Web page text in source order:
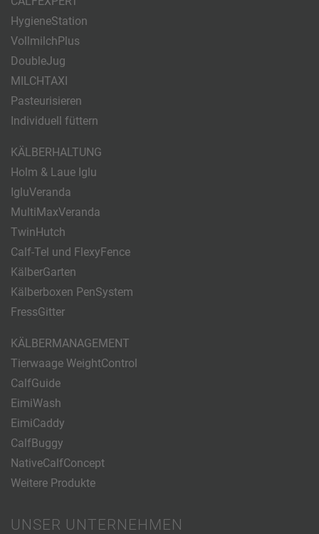
HygieneStation
VollmilchPlus
DoubleJug
MILCHTAXI
Pasteurisieren
Individuell füttern
KÄLBERHALTUNG
Holm & Laue Iglu
IgluVeranda
MultiMaxVeranda
TwinHutch
Calf-Tel und FlexyFence
KälberGarten
Kälberboxen PenSystem
FressGitter
KÄLBERMANAGEMENT
Tierwaage WeightControl
CalfGuide
EimiWash
EimiCaddy
CalfBuggy
NativeCalfConcept
Weitere Produkte
UNSER UNTERNEHMEN